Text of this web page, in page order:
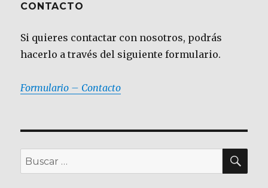
CONTACTO
Si quieres contactar con nosotros, podrás
hacerlo a través del siguiente formulario.
Formulario – Contacto
Buscar
por: